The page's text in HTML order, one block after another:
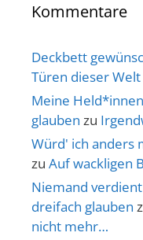
Kommentare
Deckbett
Türen dieser Welt
Meine
glauben zu
Würd' ich anders
zu Auf wackligen
Niemand
dreifach glauben
nicht mehr…